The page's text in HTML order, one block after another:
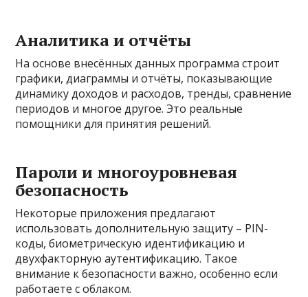
Аналитика и отчёты
На основе внесённых данных программа строит
графики, диаграммы и отчёты, показывающие
динамику доходов и расходов, тренды, сравнение
периодов и многое другое. Это реальные
помощники для принятия решений.
Пароли и многоуровневая
безопасность
Некоторые приложения предлагают
использовать дополнительную защиту – PIN-
коды, биометрическую идентификацию и
двухфакторную аутентификацию. Такое
внимание к безопасности важно, особенно если
работаете с облаком.